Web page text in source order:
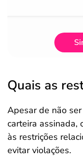
Quais as
Apesar de não
carteira assinada,
às restrições
evitar violações.